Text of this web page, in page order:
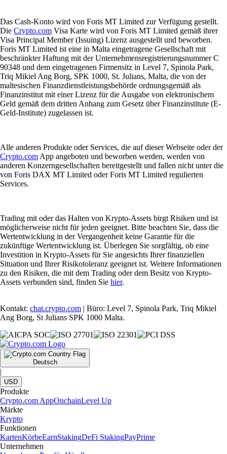
Das Cash-Konto wird von Foris MT Limited zur Verfügung gestellt.
Die Crypto.com Visa Karte wird von Foris MT Limited gemäß ihrer
Visa Principal Member (Issuing) Lizenz ausgestellt und beworben.
Foris MT Limited ist eine in Malta eingetragene Gesellschaft mit
beschränkter Haftung mit der Unternehmensregistrierungsnummer C
90348 und dem eingetragenen Firmensitz in Level 7, Spinola Park,
Triq Mikiel Ang Borg, SPK 1000, St. Julians, Malta, die von der
maltesischen Finanzdienstleistungsbehörde ordnungsgemäß als
Finanzinstitut mit einer Lizenz für die Ausgabe von elektronischem
Geld gemäß dem dritten Anhang zum Gesetz über Finanzinstitute (E-
Geld-Institute) zugelassen ist.
Alle anderen Produkte oder Services, die auf dieser Webseite oder der
Crypto.com App angeboten und beworben werden, werden von
anderen Konzerngesellschaften bereitgestellt und fallen nicht unter die
von Foris DAX MT Limited oder Foris MT Limited regulierten
Services.
Trading mit oder das Halten von Krypto-Assets birgt Risiken und ist
möglicherweise nicht für jeden geeignet. Bitte beachten Sie, dass die
Wertentwicklung in der Vergangenheit keine Garantie für die
zukünftige Wertentwicklung ist. Überlegen Sie sorgfältig, ob eine
Investition in Krypto-Assets für Sie angesichts Ihrer finanziellen
Situation und Ihrer Risikotoleranz geeignet ist. Weitere Informationen
zu den Risiken, die mit dem Trading oder dem Besitz von Krypto-
Assets verbunden sind, finden Sie hier.
Kontakt: chat.crypto.com | Büro: Level 7, Spinola Park, Triq Mikiel
Ang Borg, St Julians SPK 1000 Malta.
Deutsch
|
USD
Produkte
Crypto.com AppOnchainLevel Up
Märkte
Krypto
Funktionen
KartenKörbeEarnStakingDeFi StakingPayPrime
Unternehmen